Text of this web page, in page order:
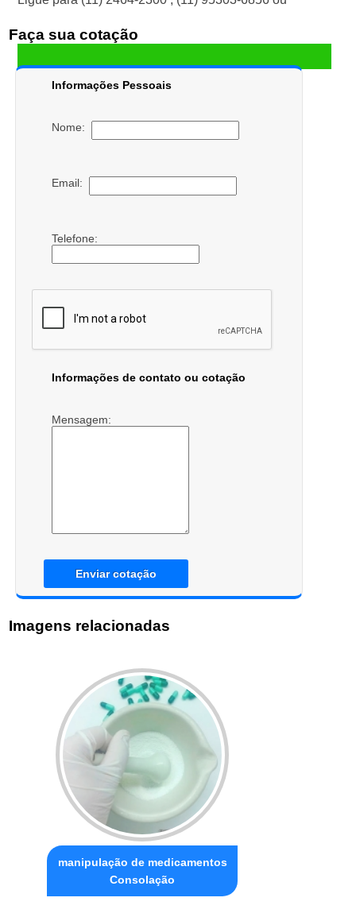
Faça sua cotação
Informações Pessoais
Nome:
Email:
Telefone:
Informações de contato ou cotação
Mensagem:
Enviar cotação
Imagens relacionadas
manipulação de medicamentos
Consolação